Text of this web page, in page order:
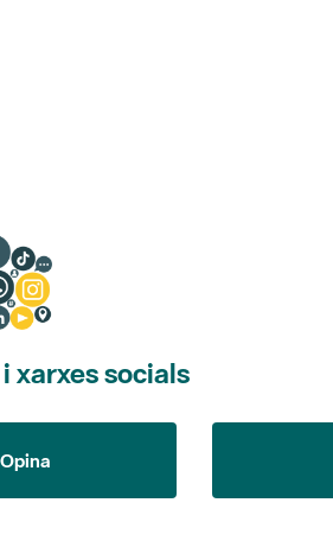
és de 0 estrelles de 5.
xarxes socials
Opina